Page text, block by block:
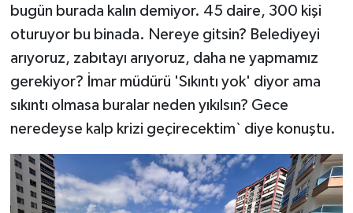
bugün burada kalın demiyor. 45 daire, 300 kişi
oturuyor bu binada. Nereye gitsin? Belediyeyi
arıyoruz, zabıtayı arıyoruz, daha ne yapmamız
gerekiyor? İmar müdürü 'Sıkıntı yok' diyor ama
sıkıntı olmasa buralar neden yıkılsın? Gece
neredeyse kalp krizi geçirecektim` diye konuştu.